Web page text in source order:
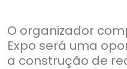
O organizador
Expo será uma
a construção de